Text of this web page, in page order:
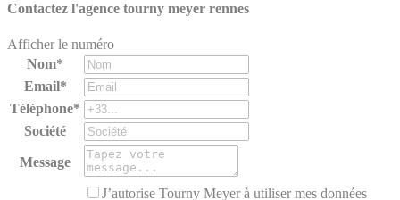
Contactez l'agence tourny meyer rennes
Afficher le numéro
Nom*
Email*
Téléphone*
Société
Message
J’autorise Tourny Meyer à utiliser mes données